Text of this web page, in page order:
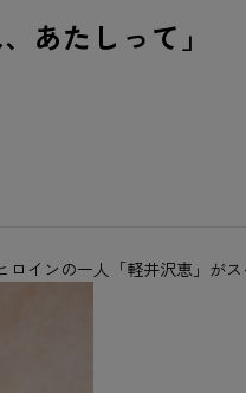
あたしって」
ロインの一人「軽井沢恵」が